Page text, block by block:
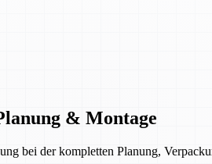
& Montage
bei der kompletten Planung,